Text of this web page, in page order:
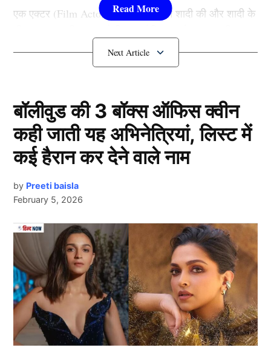
एक एक्टर (Film Actor) ऐसा भी है जिसने शादी की और शादी के
एक्स्ट्रा मैरिटल अफेयर नहीं बल्कि कुत्ते थे।
हम बात कर रहे हैं एक्टर (Film Actor) अरुणोदय सिंह की
जिन्होंने 13 दिसंबर 2016 को कनाडा की ली एल्टन से शादी की
थी। एक्टर ने भोपाल में ली एल्टन के साथ शाही शादी की थी।
लेकिन दुर्भाग्य से उनकी शादी 3 साल बाद ही खत्म हो गई और
उनका तलाक हो गया। खुद अरुणोदय ने अपने और ली एल्टन के
Next Article
बॉलीवुड की 3 बॉक्स ऑफिस क्वीन
कही जाती यह अभिनेत्रियां, लिस्ट में
कई हैरान कर देने वाले नाम
by Preeti baisla
February 5, 2026